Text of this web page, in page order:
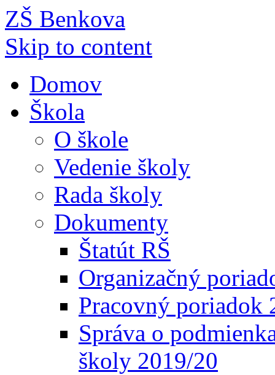
ZŠ Benkova
Skip to content
Domov
Škola
O škole
Vedenie školy
Rada školy
Dokumenty
Štatút RŠ
Organizačný
Pracovný poriadok
Správa o
školy 2019/20